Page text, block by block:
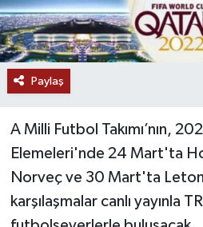
Paylaş
A Milli Futbol Takımı’nın,
Elemeleri'nde 24 Mart'ta
Norveç ve 30 Mart'ta
karşılaşmalar canlı yayınla